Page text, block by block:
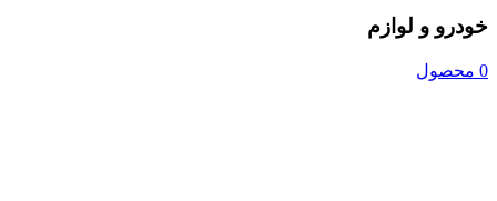
خودرو و لوازم
0 محصول